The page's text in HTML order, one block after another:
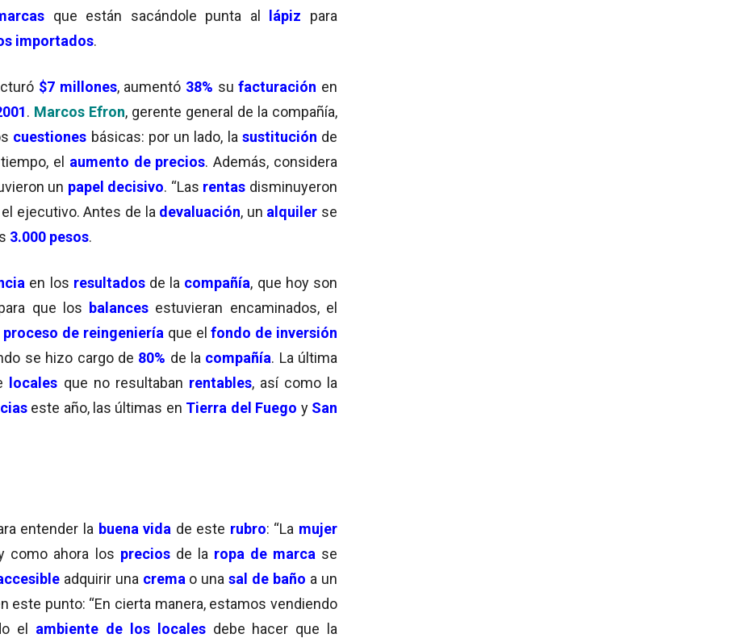
que están sacándole punta al lápiz para
importados.
$7 millones, aumentó 38% sufacturación en
. Marcos Efron, gerente general de la compañía,
cuestiones básicas: por un lado, la sustitución de
el aumento de precios. Además, considera
un papel decisivo. “Las rentas disminuyeron
el ejecutivo. Antes de la devaluación, un alquiler se
3.000 pesos.
en los resultadosde la compañía, que hoy son
que los balances estuvieran encaminados, el
proceso de reingeniería que el fondo de inversión
se hizo cargo de 80% de la compañía. La última
locales que no resultaban rentables, así como la
este año, las últimas en Tierra del Fuego y San
entender la buena vida de este rubro: “La mujer
como ahora los preciosde la ropa de marca se
adquirir una crema o unasal de baño a un
este punto: “En cierta manera, estamos vendiendo
el ambiente de los locales debe hacer que la